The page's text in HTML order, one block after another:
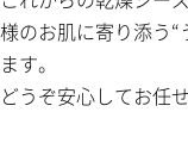
様のお肌に寄り添う“
ます。
どうぞ安心してお任